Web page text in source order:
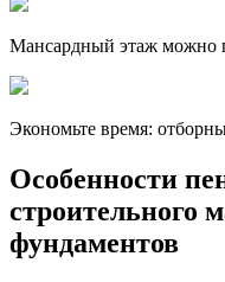
Мансардный этаж можно
Экономьте время:
Особенности
строительного
фундаментов